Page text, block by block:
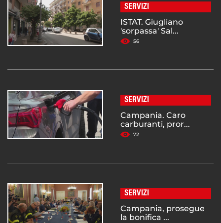
SERVIZI
ISTAT. Giugliano
'sorpassa' Sal...
56
SERVIZI
Campania. Caro
carburanti, pror...
72
SERVIZI
Campania, prosegue
la bonifica ...